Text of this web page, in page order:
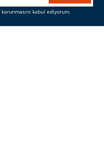
korunmasını kabul ediyorum.